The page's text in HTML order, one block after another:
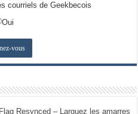
courriels de Geekbecois
Oui
Resynced – Larguez les amarres